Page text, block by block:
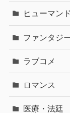
ヒューマン
ファンタジ
ラブコメ
ロマンス
医療・法廷